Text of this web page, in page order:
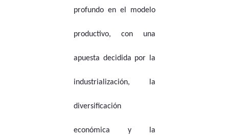
profundo en el modelo
productivo, con una
apuesta decidida por la
industrialización, la
diversificación
económica y la